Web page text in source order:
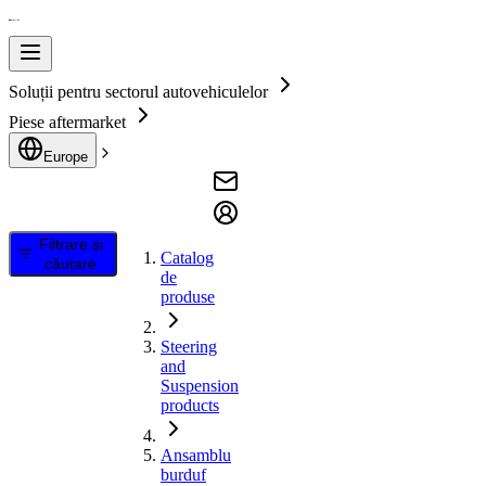
Soluții pentru sectorul autovehiculelor
Piese aftermarket
Europe
Filtrare și
căutare
Catalog
de
produse
Steering
and
Suspension
products
Ansamblu
burduf